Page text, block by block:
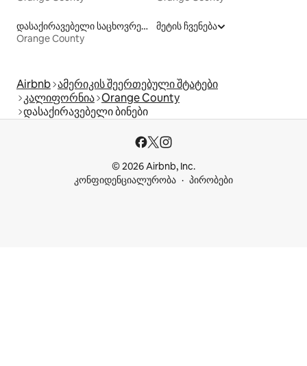
დასაქირავებელი საცხოვრებლები საუნით
Orange County
მეტის ჩვენება
Airbnb ამერიკის შეერთებული შტატები
კალიფორნია Orange County
დასაქირავებელი ბინები
© 2026 Airbnb, Inc.
კონფიდენციალურობა
პირობები